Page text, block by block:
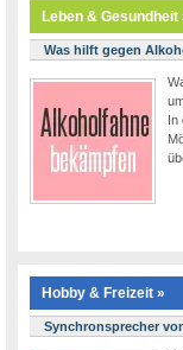
Leben & Gesundheit
Was hilft gegen
Hobby & Freizeit »
Synchronsprecher